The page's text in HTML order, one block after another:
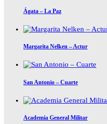
Ágata – La Paz
Margarita Nelken – Actur
San Antonio – Cuarte
Academia General Militar